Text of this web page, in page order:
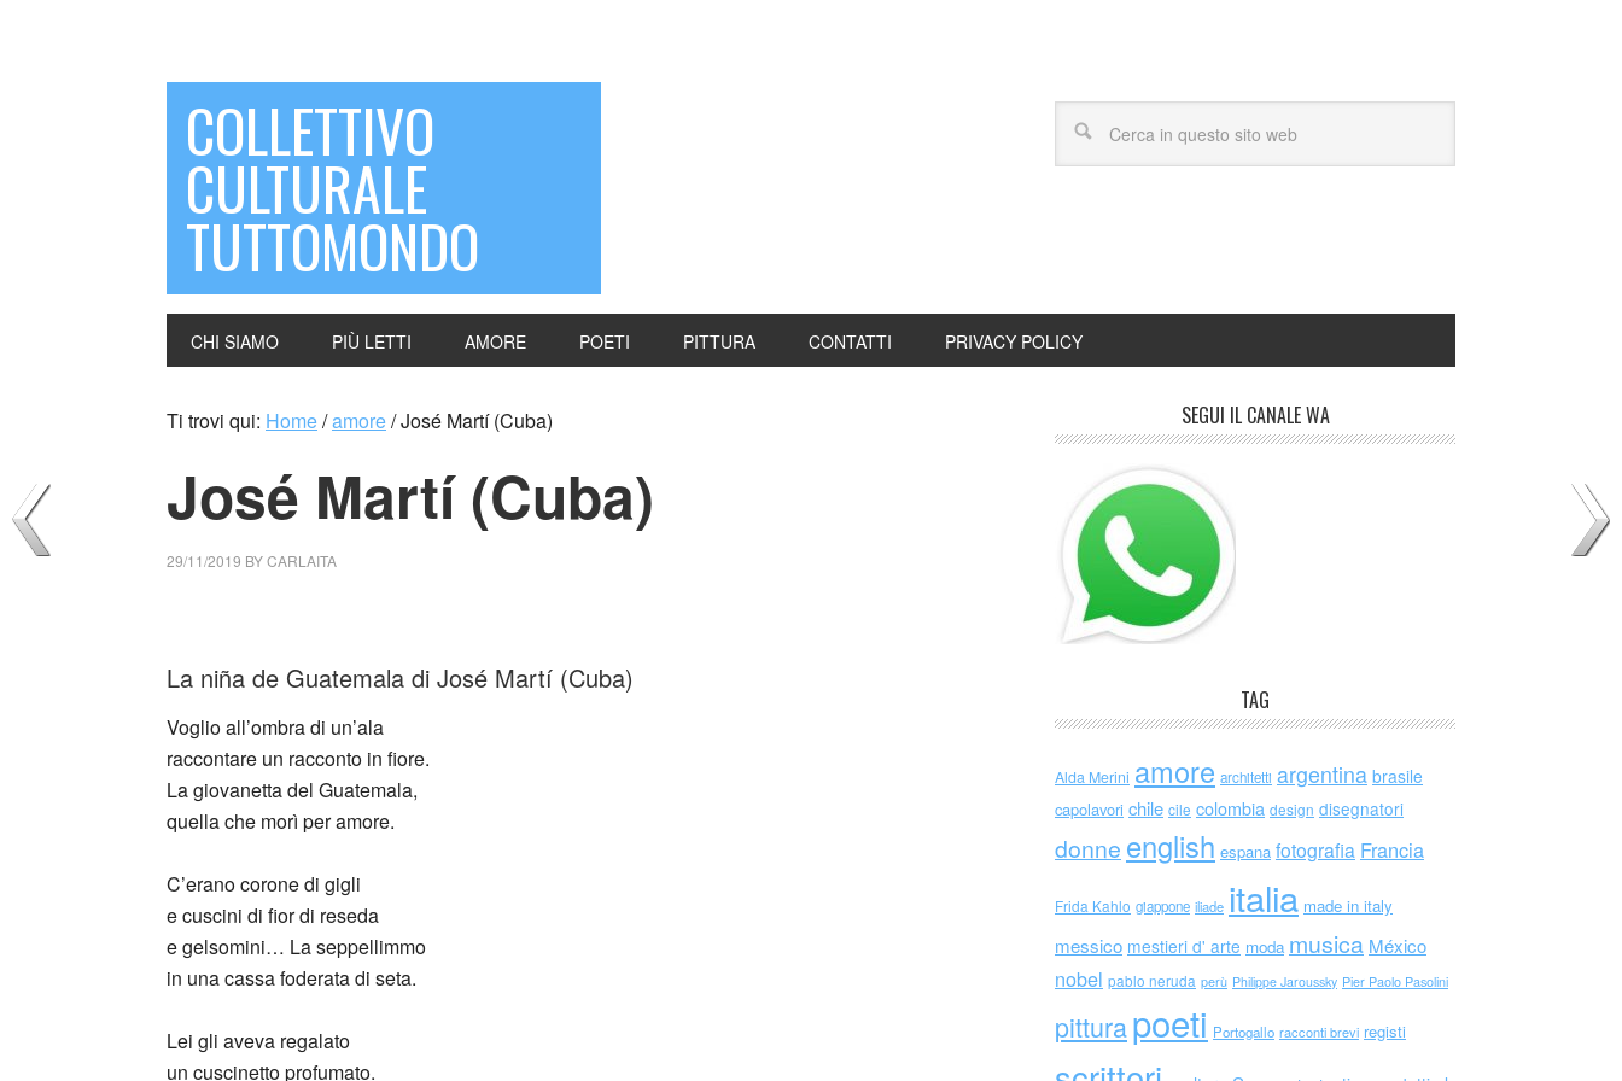
COLLETTIVO
CULTURALE
TUTTOMONDO
CHI SIAMO PIÙ LETTI AMORE POETI PITTURA CONTATTI PRIVACY POLICY
Ti trovi qui: Home/amore/José Martí (Cuba)
José Martí (Cuba)
29/11/2019 BYCARLAITA
La niña de Guatemala di José Martí (Cuba)
Voglio all’ombra di un’ala
raccontare un racconto in fiore.
La giovanetta del Guatemala,
quella che morì per amore.
C’erano corone di gigli
e cuscini di fior di reseda
e gelsomini… La seppellimmo
in una cassa foderata di seta.
Lei gli aveva regalato
un cuscinetto profumato.
SEGUI IL CANALE WA
TAG
Alda Merini amore architetti argentina brasile
capolavori chile cile colombia design disegnatori
donne english espana fotografia Francia
Frida Kahlo giappone iliade italia made in italy
messico mestieri d' arte moda musica México
nobel pablo neruda perù Philippe Jaroussky Pier Paolo Pasolini
pitturapoeti Portogallo racconti brevi registi